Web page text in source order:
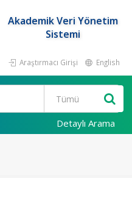
Akademik Veri Yönetim
Sistemi
Araştırmacı Girişi English
Detaylı Arama